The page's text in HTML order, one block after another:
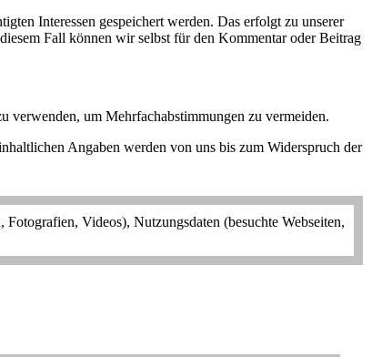
Interessen gespeichert werden. Das erfolgt zu unserer
Fall können wir selbst für den Kommentar oder Beitrag
verwenden, um Mehrfachabstimmungen zu vermeiden.
Angaben werden von uns bis zum Widerspruch der
Videos), Nutzungsdaten (besuchte Webseiten,